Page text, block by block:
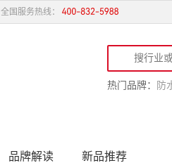
全国服务热线：
热门品牌： 防
品牌解读 新品推荐